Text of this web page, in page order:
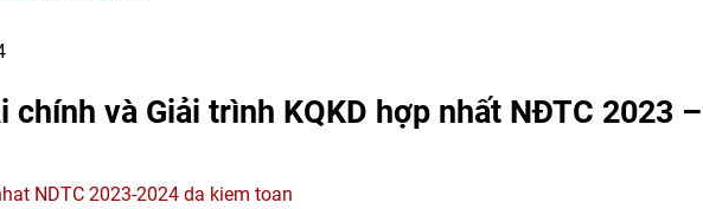
chính và Giải trình KQKD hợp nhất NĐTC 2023
NDTC 2023-2024 da kiem toan